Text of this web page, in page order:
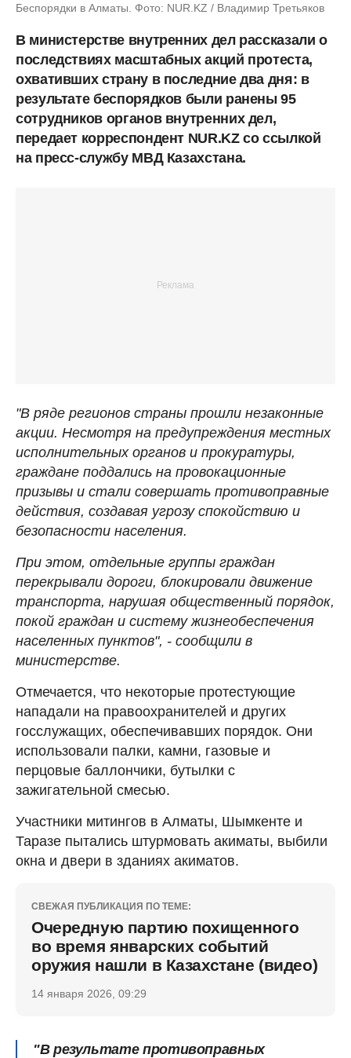
Беспорядки в Алматы. Фото: NUR.KZ / Владимир Третьяков
В министерстве внутренних дел рассказали о
последствиях масштабных акций протеста,
охвативших страну в последние два дня: в
результате беспорядков были ранены 95
сотрудников органов внутренних дел,
передает корреспондент NUR.KZ со ссылкой
на пресс-службу МВД Казахстана.
"В ряде регионов страны прошли незаконные
акции. Несмотря на предупреждения местных
исполнительных органов и прокуратуры,
граждане поддались на провокационные
призывы и стали совершать противоправные
действия, создавая угрозу спокойствию и
безопасности населения.
При этом, отдельные группы граждан
перекрывали дороги, блокировали движение
транспорта, нарушая общественный порядок,
покой граждан и систему жизнеобеспечения
населенных пунктов", - сообщили в
министерстве.
Отмечается, что некоторые протестующие
нападали на правоохранителей и других
госслужащих, обеспечивавших порядок. Они
использовали палки, камни, газовые и
перцовые баллончики, бутылки с
зажигательной смесью.
Участники митингов в Алматы, Шымкенте и
Таразе пытались штурмовать акиматы, выбили
окна и двери в зданиях акиматов.
СВЕЖАЯ ПУБЛИКАЦИЯ ПО ТЕМЕ:
Очередную партию похищенного
во время январских событий
оружия нашли в Казахстане (видео)
14 января 2026, 09:29
"В результате противоправных